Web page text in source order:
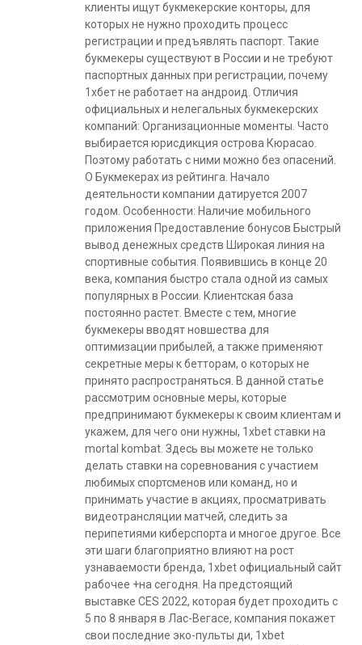
клиенты ищут букмекерские конторы, для
которых не нужно проходить процесс
регистрации и предъявлять паспорт. Такие
букмекеры существуют в России и не требуют
паспортных данных при регистрации, почему
1хбет не работает на андроид. Отличия
официальных и нелегальных букмекерских
компаний: Организационные моменты. Часто
выбирается юрисдикция острова Кюрасао.
Поэтому работать с ними можно без опасений.
О Букмекерах из рейтинга. Начало
деятельности компании датируется 2007
годом. Особенности: Наличие мобильного
приложения Предоставление бонусов Быстрый
вывод денежных средств Широкая линия на
спортивные события. Появившись в конце 20
века, компания быстро стала одной из самых
популярных в России. Клиентская база
постоянно растет. Вместе с тем, многие
букмекеры вводят новшества для
оптимизации прибылей, а также применяют
секретные меры к бетторам, о которых не
принято распространяться. В данной статье
рассмотрим основные меры, которые
предпринимают букмекеры к своим клиентам и
укажем, для чего они нужны, 1xbet ставки на
mortal kombat. Здесь вы можете не только
делать ставки на соревнования с участием
любимых спортсменов или команд, но и
принимать участие в акциях, просматривать
видеотрансляции матчей, следить за
перипетиями киберспорта и многое другое. Все
эти шаги благоприятно влияют на рост
узнаваемости бренда, 1xbet официальный сайт
рабочее +на сегодня. На предстоящий
выставке CES 2022, которая будет проходить с
5 по 8 января в Лас-Вегасе, компания покажет
свои последние эко-пульты ди, 1xbet